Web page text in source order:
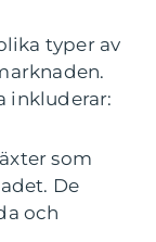
typer av
inkluderar:
som
De
och